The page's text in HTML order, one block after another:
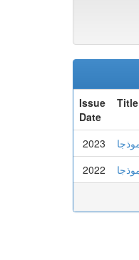
Issue
Date
Title
2023
2022